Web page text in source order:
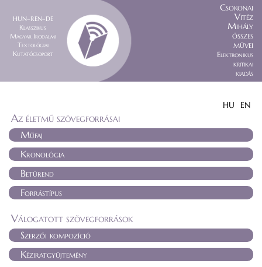
HUN–REN–DE
Klasszikus
Magyar Irodalmi
Textológiai
Kutatócsoport
Csokonai
Vitéz
Mihály
összes
művei
Elektronikus
kritikai
kiadás
HU EN
Az életmű szövegforrásai
Műfaj
Kronológia
Betűrend
Forrástípus
Válogatott szövegforrások
Szerzői kompozíció
Kéziratgyűjtemény